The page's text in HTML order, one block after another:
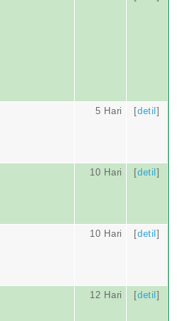
5 Hari [detil]
10 Hari [detil]
10 Hari [detil]
12 Hari [detil]